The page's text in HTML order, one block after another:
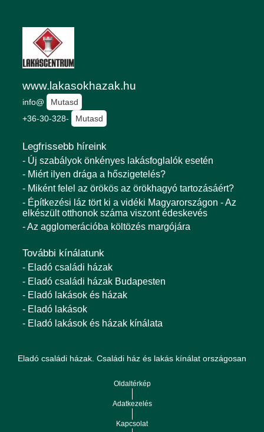
www.lakasokhazak.hu
info@
Mutasd
+36-30-328-
Mutasd
Legfrissebb híreink
- Új szabályok önkényes lakásfoglalók esetén
- Miért ilyen drága a hőszigetelés?
- Miként felel az örökös az örökhagyó tartozásáért?
- Építkezési láz tört ki a vidéki Magyarországon - Az
elkészült otthonok száma viszont édeskevés
- Az agglomerációba költözés margójára
További kínálatunk
- Eladó családi házak
- Eladó családi házak Budapesten
- Eladó lakások és házak
- Eladó lakások
- Eladó lakások és házak kínálata
Eladó családi házak. Családi ház és lakás kínálat országosan
Oldaltérkép
Adatkezelés
Kapcsolat